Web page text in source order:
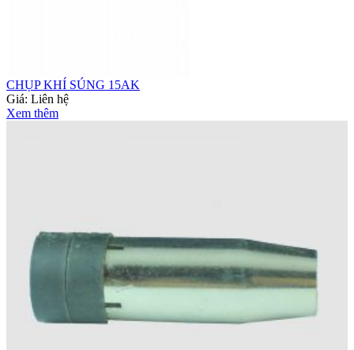
CHỤP KHÍ SÚNG 15AK
Giá: Liên hệ
Xem thêm